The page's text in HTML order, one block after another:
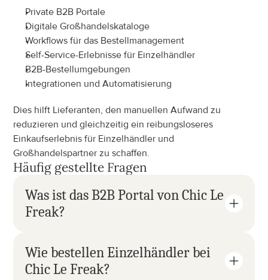
Private B2B Portale
Digitale Großhandelskataloge
Workflows für das Bestellmanagement
Self-Service-Erlebnisse für Einzelhändler
B2B-Bestellumgebungen
Integrationen und Automatisierung
Dies hilft Lieferanten, den manuellen Aufwand zu
reduzieren und gleichzeitig ein reibungsloseres
Einkaufserlebnis für Einzelhändler und
Großhandelspartner zu schaffen.
Häufig gestellte Fragen
Was ist das B2B Portal von Chic Le
Freak?
Wie bestellen Einzelhändler bei
Chic Le Freak?